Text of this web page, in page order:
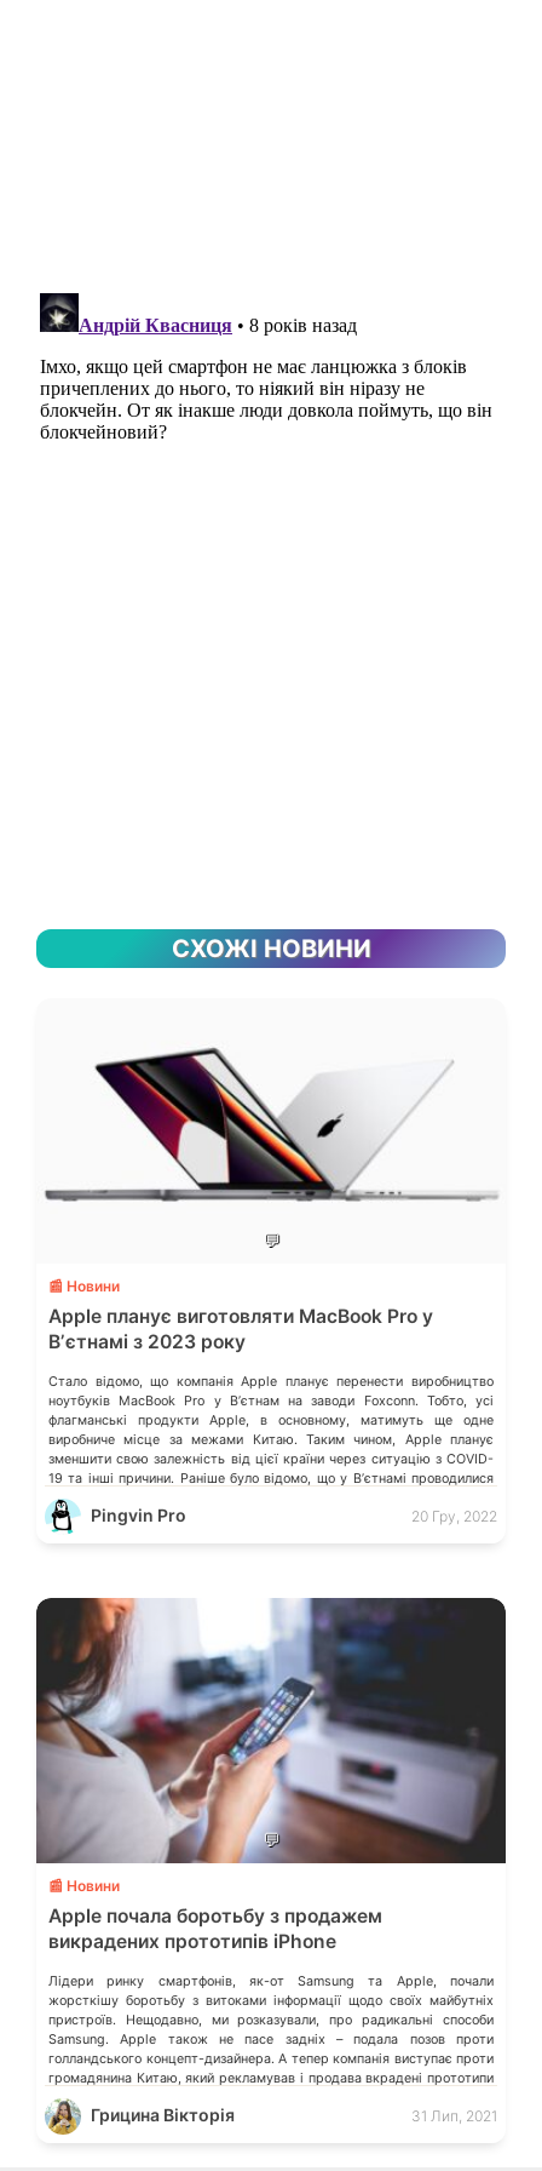
СХОЖІ НОВИНИ
💬
📰 Новини
Apple планує виготовляти MacBook Pro у
Вʼєтнамі з 2023 року
Стало відомо, що компанія Apple планує перенести виробництво
ноутбуків MacBook Pro у Вʼєтнам на заводи Foxconn. Тобто, усі
флагманські продукти Apple, в основному, матимуть ще одне
виробниче місце за межами Китаю. Таким чином, Apple планує
зменшити свою залежність від цієї країни через ситуацію з COVID-
19 та інші причини. Раніше було відомо, що у Вʼєтнамі проводилися
[…]
Pingvin Pro 20 Гру, 2022
💬
📰 Новини
Apple почала боротьбу з продажем
викрадених прототипів iPhone
Лідери ринку смартфонів, як-от Samsung та Apple, почали
жорсткішу боротьбу з витоками інформації щодо своїх майбутніх
пристроїв. Нещодавно, ми розказували, про радикальні способи
Samsung. Apple також не пасе задніх – подала позов проти
голландського концепт-дизайнера. А тепер компанія виступає проти
громадянина Китаю, який рекламував і продава вкрадені прототипи
iPhone в соціальних мережах. В Україні ж, […]
Грицина Вікторія 31 Лип, 2021